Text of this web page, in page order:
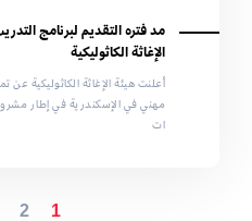
مد فتره التقديم لبرنامج
الإغاثة الكاثوليكية
أعلنت هيئة الإغاثة الكاثوليكية
مهني في الإسكندرية في إطار
ات
1
2